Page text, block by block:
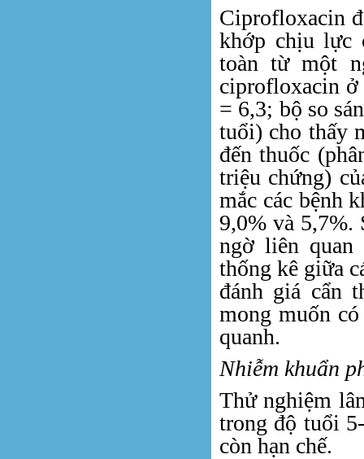
Ciprofloxacin
khớp chịu lực
toàn từ một
ciprofloxacin
= 6,3; bộ so
tuổi) cho thấy
đến thuốc
triệu chứng)
mắc các bệnh
9,0% và 5,7%.
ngờ liên quan
thống kê giữa
đánh giá cẩn
mong muốn
quanh.
Nhiễm khuẩn
Thử nghiệm
trong độ tuổi
còn hạn chế.